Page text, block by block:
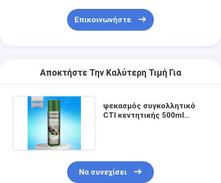
Επικοινωνήστε
Αποκτήστε Την Καλύτερη Τιμή Για
ψεκασμός συγκολλητικό
CTI κεντητικής 500ml
Να συνεχίσει